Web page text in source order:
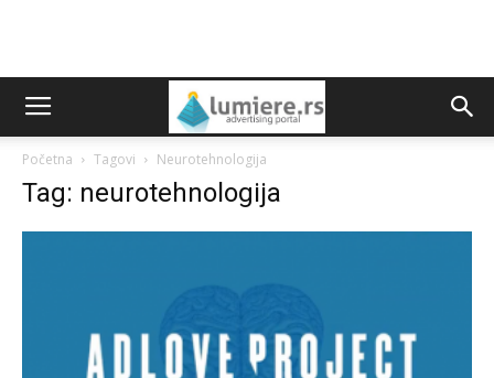
Početna Tagovi Neurotehnologija
Tag: neurotehnologija